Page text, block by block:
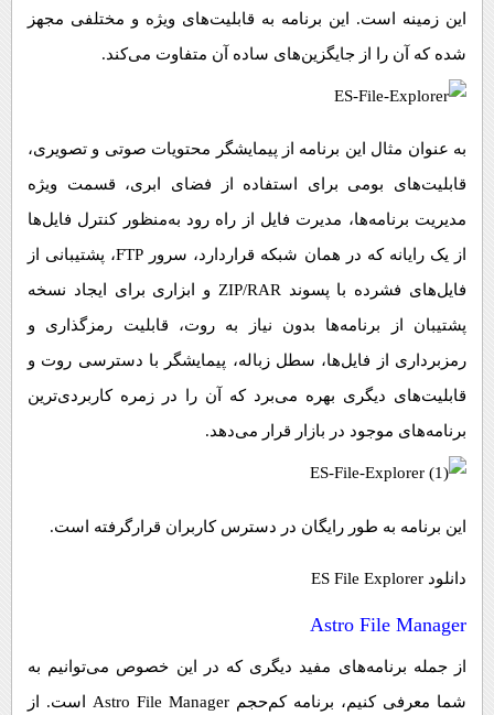
این زمینه است. این برنامه به قابلیت‌های ویژه و مختلفی مجهز
شده که آن را از جایگزین‌های ساده آن متفاوت می‌کند.
به عنوان مثال این برنامه از پیمایشگر محتویات صوتی و تصویری،
قابلیت‌های بومی برای استفاده از فضای ابری، قسمت ویژه
مدیریت برنامه‌ها، مدیرت فایل از راه رود به‌منظور کنترل فایل‌ها
از یک رایانه که در همان شبکه قراردارد، سرور FTP، پشتیبانی از
فایل‌های فشرده با پسوند ZIP/RAR و ابزاری برای ایجاد نسخه
پشتیبان از برنامه‌ها بدون نیاز به روت، قابلیت رمزگذاری و
رمزبرداری از فایل‌ها، سطل زباله، پیمایشگر با دسترسی روت و
قابلیت‌های دیگری بهره می‌برد که آن را در زمره کاربردی‌ترین
برنامه‌های موجود در بازار قرار می‌دهد.
این برنامه به طور رایگان در دسترس کاربران قرارگرفته است.
دانلود ES File Explorer
Astro File Manager
از جمله برنامه‌های مفید دیگری که در این خصوص می‌توانیم به
شما معرفی کنیم، برنامه کم‌حجم Astro File Manager است. از